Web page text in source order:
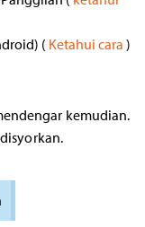
( Ketahui cara )
kemudian.